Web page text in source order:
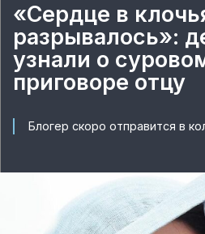
«Сердце в
разрывалось»:
узнали о
приговоре отцу
Блогер скоро отправится в